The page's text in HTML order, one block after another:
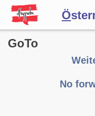
Ö
Wörterbuch
GoTo
No